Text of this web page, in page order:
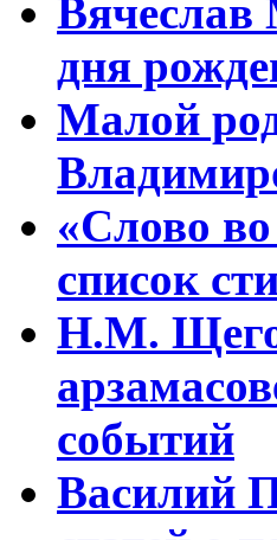
Вячеслав
дня
Малой
«Слово
список
Н.М.
событий
Василий